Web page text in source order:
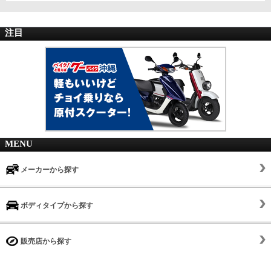
注目
MENU
メーカーから探す
ボディタイプから探す
販売店から探す